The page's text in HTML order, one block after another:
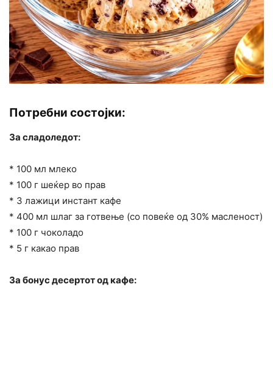
Потребни состојки:
За сладоледот:
* 100 мл млеко
* 100 г шеќер во прав
* 3 лажици инстант кафе
* 400 мл шлаг за готвење (со повеќе од 30% масленост)
* 100 г чоколадо
* 5 г какао прав
За бонус десертот од кафе: